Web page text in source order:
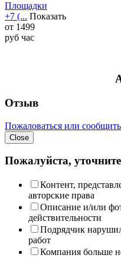
Площадки
+7 (... Показать
от 1499
руб час
Отзыв
Пожаловаться или
Close
Пожалуйста,
Контент,
авторские права
Описание и/или
действительности
Подрядчик
работ
Компания больше